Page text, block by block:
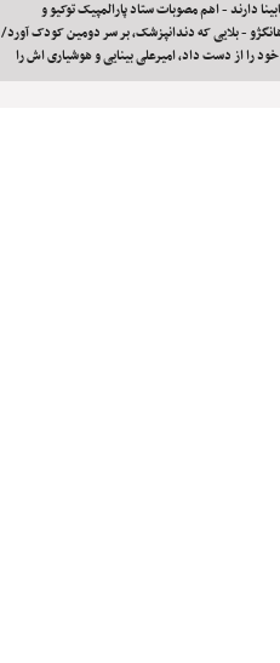
دارند - اهم مصوبات ستاد پارالمپیک توکیو و
هانگژو - بلایی که دندانپزشک، بر سر دومین کودک آورد/
را از دست داد، امیرعلی بینایی و هوشیاری اش را